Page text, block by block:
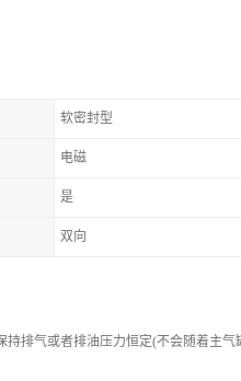
软密封型
电磁
是
双向
排气或者排油压力恒定(不会随着主气